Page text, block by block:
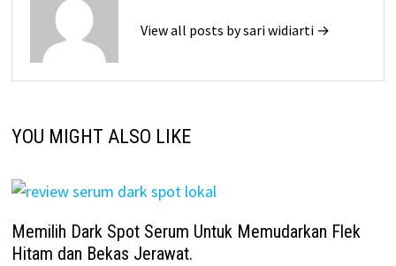
View all posts by sari widiarti →
YOU MIGHT ALSO LIKE
Memilih Dark Spot Serum Untuk Memudarkan Flek
Hitam dan Bekas Jerawat.